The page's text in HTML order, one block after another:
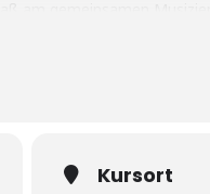
es für den Workshop
Kursort